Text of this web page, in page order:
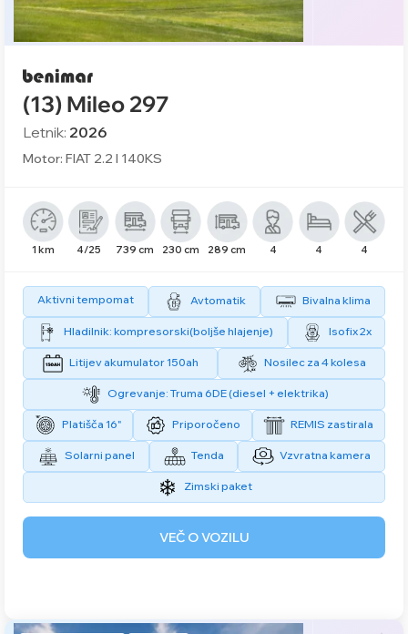
(13) Mileo 297
Letnik: 2026
Motor: FIAT 2.2 l 140KS
1 km 4/25 739 cm 230 cm 289 cm 4 4 4
Aktivni tempomat Avtomatik Bivalna klima
Hladilnik: kompresorski(boljše hlajenje) Isofix 2x
Litijev akumulator 150ah Nosilec za 4 kolesa
Ogrevanje: Truma 6DE (diesel + elektrika)
Platišča 16" Priporočeno REMIS zastirala
Solarni panel Tenda Vzvratna kamera
Zimski paket
VEČ O VOZILU